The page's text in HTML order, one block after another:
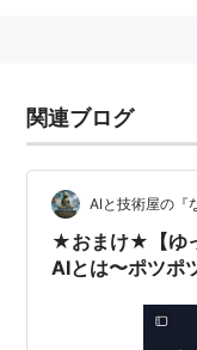
関連ブログ
AIと技術屋の『
★おまけ★【ゆ
AIとは〜ポツポ